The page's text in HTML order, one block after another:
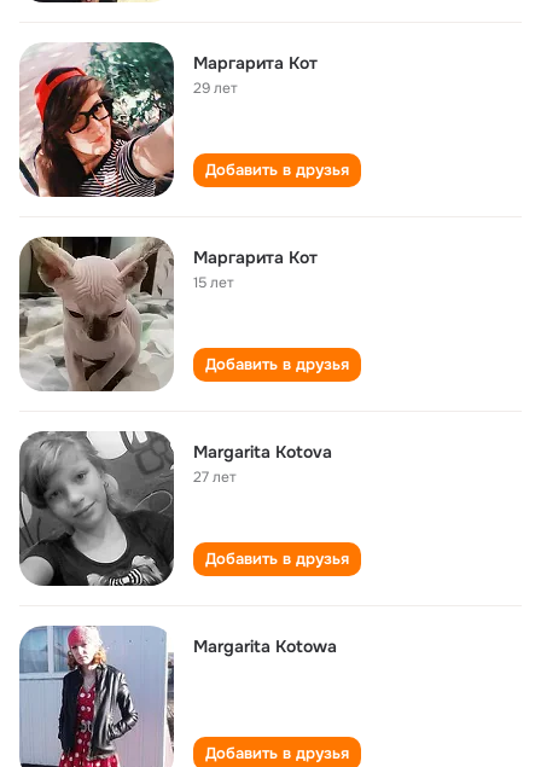
Маргарита Кот
29 лет
Добавить в друзья
Маргарита Кот
15 лет
Добавить в друзья
Margarita Kotova
27 лет
Добавить в друзья
Margarita Kotowa
Добавить в друзья